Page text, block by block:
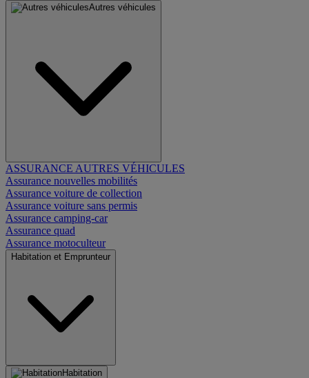
Autres véhicules
ASSURANCE AUTRES VÉHICULES
Assurance nouvelles mobilités
Assurance voiture de collection
Assurance voiture sans permis
Assurance camping-car
Assurance quad
Assurance motoculteur
Habitation et Emprunteur
Habitation